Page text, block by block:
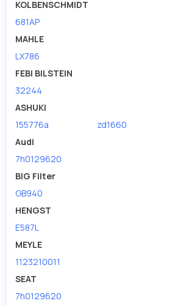
KOLBENSCHMIDT
681AP
MAHLE
LX786
FEBI BILSTEIN
32244
ASHUKI
155776a
zd1660
Audi
7h0129620
BIG Filter
GB940
HENGST
E587L
MEYLE
1123210011
SEAT
7h0129620